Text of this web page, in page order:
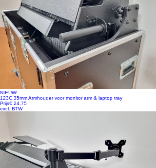
NIEUW!
123C 35mm Armhouder voor monitor arm & laptop tray
Prijs€ 24,75
excl. BTW